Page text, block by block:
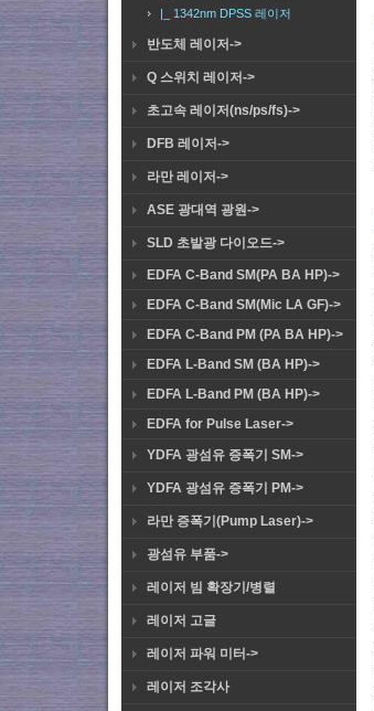
|_ 1342nm DPSS 레이저
반도체 레이저->
Q 스위치 레이저->
초고속 레이저(ns/ps/fs)->
DFB 레이저->
라만 레이저->
ASE 광대역 광원->
SLD 초발광 다이오드->
EDFA C-Band SM(PA BA HP)->
EDFA C-Band SM(Mic LA GF)->
EDFA C-Band PM (PA BA HP)->
EDFA L-Band SM (BA HP)->
EDFA L-Band PM (BA HP)->
EDFA for Pulse Laser->
YDFA 광섬유 증폭기 SM->
YDFA 광섬유 증폭기 PM->
라만 증폭기(Pump Laser)->
광섬유 부품->
레이저 빔 확장기/병렬
레이저 고글
레이저 파워 미터->
레이저 조각사